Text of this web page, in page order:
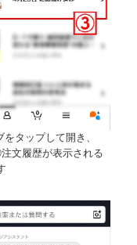
タップして開き、
文履歴が表示される